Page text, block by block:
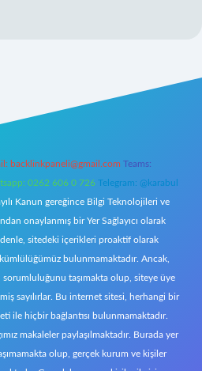
betexper.xyz
backlinkpaneli@gmail.com Teams:
0262 606 0 726 Telegram: @karabul
Kanun gereğince Bilgi Teknolojileri ve
onaylanmış bir Yer Sağlayıcı olarak
sitedeki içerikleri proaktif olarak
bulunmamaktadır. Ancak,
sorumluluğunu taşımakta olup, siteye üye
sayılırlar. Bu internet sitesi, herhangi bir
ile hiçbir bağlantısı bulunmamaktadır.
makaleler paylaşılmaktadır. Burada yer
olup, gerçek kurum ve kişiler